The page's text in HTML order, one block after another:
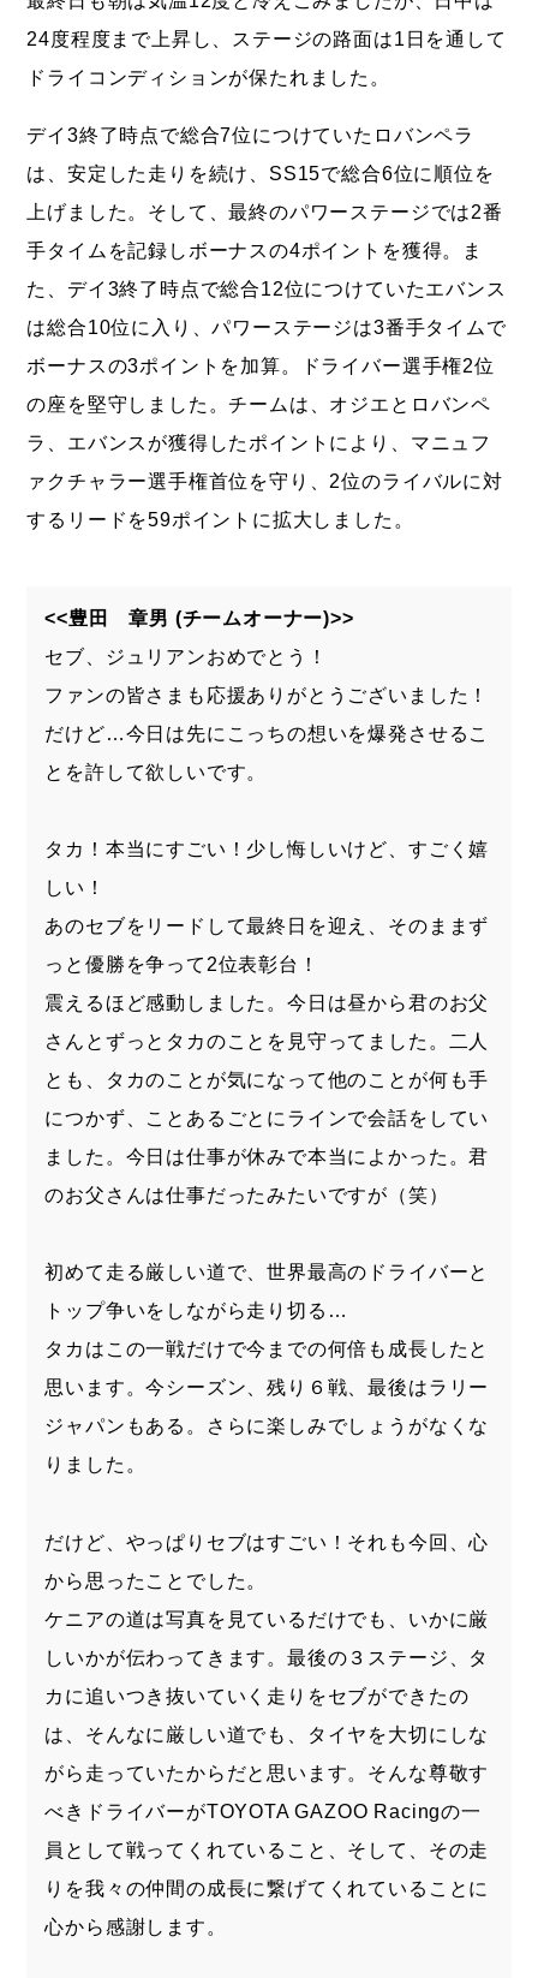
24度程度まで上昇し、ステージの路面は1日を通して
ドライコンディションが保たれました。
デイ3終了時点で総合7位につけていたロバンペラ
は、安定した走りを続け、SS15で総合6位に順位を
上げました。そして、最終のパワーステージでは2番
手タイムを記録しボーナスの4ポイントを獲得。ま
た、デイ3終了時点で総合12位につけていたエバンス
は総合10位に入り、パワーステージは3番手タイムで
ボーナスの3ポイントを加算。ドライバー選手権2位
の座を堅守しました。チームは、オジエとロバンペ
ラ、エバンスが獲得したポイントにより、マニュフ
ァクチャラー選手権首位を守り、2位のライバルに対
するリードを59ポイントに拡大しました。
<<豊田 章男 (チームオーナー)>>
セブ、ジュリアンおめでとう！
ファンの皆さまも応援ありがとうございました！
だけど…今日は先にこっちの想いを爆発させるこ
とを許して欲しいです。
タカ！本当にすごい！少し悔しいけど、すごく嬉
しい！
あのセブをリードして最終日を迎え、そのままず
っと優勝を争って2位表彰台！
震えるほど感動しました。今日は昼から君のお父
さんとずっとタカのことを見守ってました。二人
とも、タカのことが気になって他のことが何も手
につかず、ことあるごとにラインで会話をしてい
ました。今日は仕事が休みで本当によかった。君
のお父さんは仕事だったみたいですが（笑）
初めて走る厳しい道で、世界最高のドライバーと
トップ争いをしながら走り切る…
タカはこの一戦だけで今までの何倍も成長したと
思います。今シーズン、残り６戦、最後はラリー
ジャパンもある。さらに楽しみでしょうがなくな
りました。
だけど、やっぱりセブはすごい！それも今回、心
から思ったことでした。
ケニアの道は写真を見ているだけでも、いかに厳
しいかが伝わってきます。最後の３ステージ、タ
カに追いつき抜いていく走りをセブができたの
は、そんなに厳しい道でも、タイヤを大切にしな
がら走っていたからだと思います。そんな尊敬す
べきドライバーがTOYOTA GAZOO Racingの一
員として戦ってくれていること、そして、その走
りを我々の仲間の成長に繋げてくれていることに
心から感謝します。